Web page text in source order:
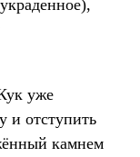
уже
и отступить
камнем